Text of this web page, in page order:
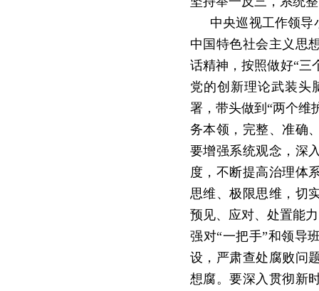
中央巡视工作领
中国特色社会主义思
话精神，按照做好“三
党的创新理论武装头
署，带头做到“两个维
务本领，完整、准确
要增强系统观念，深
度，不断提高治理体
思维、极限思维，切
预见、应对、处置能
强对“一把手”和领导
设，严肃查处腐败问
想腐。要深入贯彻新